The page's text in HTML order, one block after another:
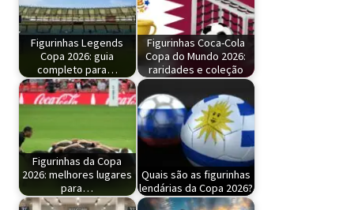
Figurinhas Legends
Copa 2026: guia
completo para…
Figurinhas Coca-Cola
Copa do Mundo 2026:
raridades e coleção
Figurinhas da Copa
2026: melhores lugares
para…
Quais são as figurinhas
lendárias da Copa 2026?